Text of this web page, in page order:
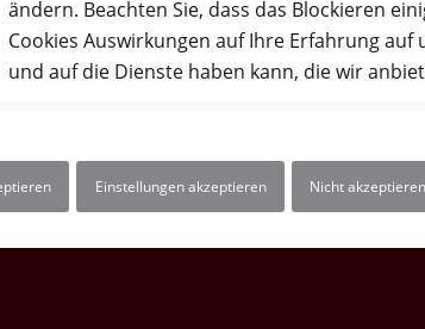
ändern. Beachten Sie, dass das Blockieren
Cookies Auswirkungen auf Ihre Erfahrung auf
und auf die Dienste haben kann, die wir
Einstellungen akzeptieren Nicht akzeptieren
– 16:00
Impressum
Datenschutzerklärung